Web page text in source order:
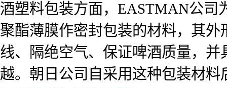
酒塑料包装方面，EASTMAN公司
聚酯薄膜作密封包装的材料，其
线、隔绝空气、保证啤酒质量，
越。朝日公司自采用这种包装材料